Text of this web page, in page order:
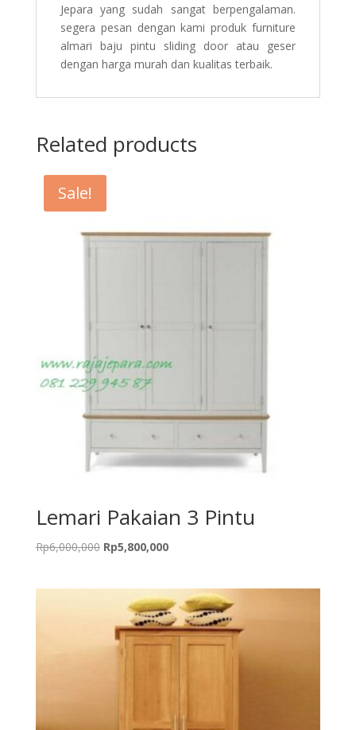
Jepara yang sudah sangat berpengalaman.
segera pesan dengan kami produk furniture
almari baju pintu sliding door atau geser
dengan harga murah dan kualitas terbaik.
Related products
Sale!
Lemari Pakaian 3 Pintu
Rp6,000,000 Original
Rp6,000,000.
Rp5,800,000Current
Rp5,800,000.